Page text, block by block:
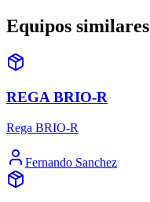
Equipos similares
REGA BRIO-R
Rega BRIO-R
Fernando Sanchez